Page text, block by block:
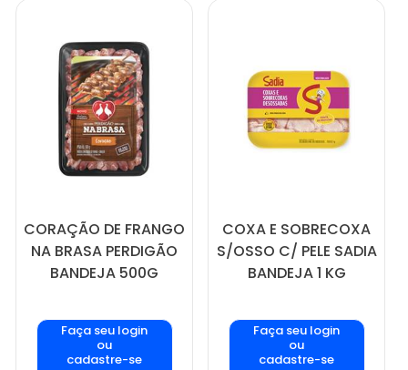
CORAÇÃO DE FRANGO
NA BRASA PERDIGÃO
BANDEJA 500G
Faça seu login
ou
cadastre-se
COXA E SOBRECOXA
S/OSSO C/ PELE SADIA
BANDEJA 1 KG
Faça seu login
ou
cadastre-se